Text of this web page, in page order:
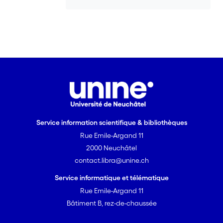
<i>bis</i>-[60]fullérodendrimères et une
famille de tris-[60]fullérodendrimères de
types différents de mésogènes chiraux,
l’un favorisant l’organisation lamellaire
et l’autre la phase nématique chirale
(N*). Notre objectif est d’étudier
chiralité, de la génération de chaque
dendron ainsi que celle du
C<sub>60</sub> sur les propriétés
Service information scientifique & bibliothèques
Rue Emile-Argand 11
2000 Neuchâtel
contact.libra@unine.ch
Service informatique et télématique
Rue Emile-Argand 11
Bâtiment B, rez-de-chaussée